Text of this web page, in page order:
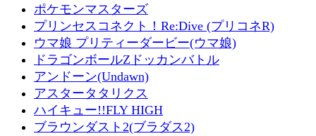
ポケモンマスターズ
プリンセスコネクト！Re:Dive (プリコネR)
ウマ娘 プリティーダービー(ウマ娘)
ドラゴンボールZドッカンバトル
アンドーン(Undawn)
アスタータタリクス
ハイキュー!!FLY HIGH
ブラウンダスト2(ブラダス2)